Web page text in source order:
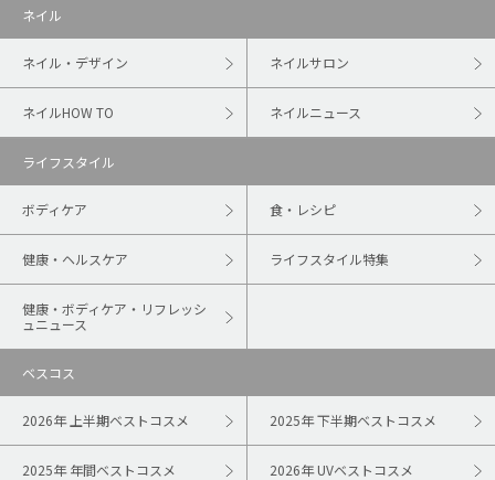
ネイル
ネイル・デザイン ネイルサロン
ネイルHOW TO ネイルニュース
ライフスタイル
ボディケア 食・レシピ
健康・ヘルスケア ライフスタイル特集
健康・ボディケア・リフレッシ
ュニュース
ベスコス
2026年 上半期ベストコスメ 2025年 下半期ベストコスメ
2025年 年間ベストコスメ 2026年 UVベストコスメ